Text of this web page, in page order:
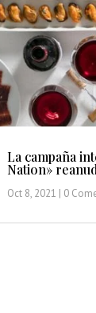
La campaña
Nation»
Oct 8, 2021 | 0